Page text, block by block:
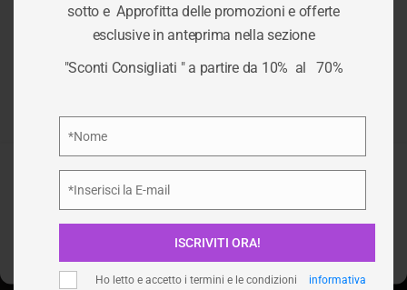
Per fornire le migliori esperienze, utilizziamo tecnologie come i
cookie per memorizzare e/o accedere alle informazioni del
dispositivo. Il consenso a queste tecnologie ci permetterà di
elaborare dati come il comportamento di navigazione o ID unici
Accetta
Nega
Visualizza le preferenze
TAG:CONCERTI
HOME/CONCERTI
sotto e Approfitta delle promozioni e offerte
esclusive in anteprima nella sezione
"Sconti Consigliati " a partire da 10% al 70%
*Nome
*Inserisci la E-mail
ISCRIVITI ORA!
Ho letto e accetto i termini e le condizioni
informativa